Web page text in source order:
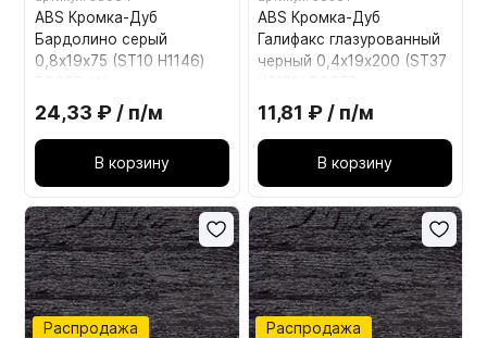
ABS Кромка-Дуб
Бардолино серый
0,8х19х75 (ST10 H1146)
24,33 ₽ / п/м
В корзину
ABS Кромка-Дуб
Галифакс глазурованный
черный 0,4х19х200 (ST37
11,81 ₽ / п/м
В корзину
Распродажа Распродажа